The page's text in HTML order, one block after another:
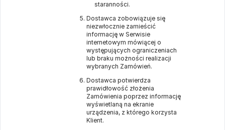
staranności.
Dostawca zobowiązuje się
niezwłocznie zamieścić
informację w Serwisie
internetowym mówiącej o
występujących ograniczeniach
lub braku możności realizacji
wybranych Zamówień.
Dostawca potwierdza
prawidłowość złożenia
Zamówienia poprzez informację
wyświetlaną na ekranie
urządzenia, z którego korzysta
Klient.